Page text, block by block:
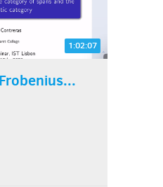
1:02:07